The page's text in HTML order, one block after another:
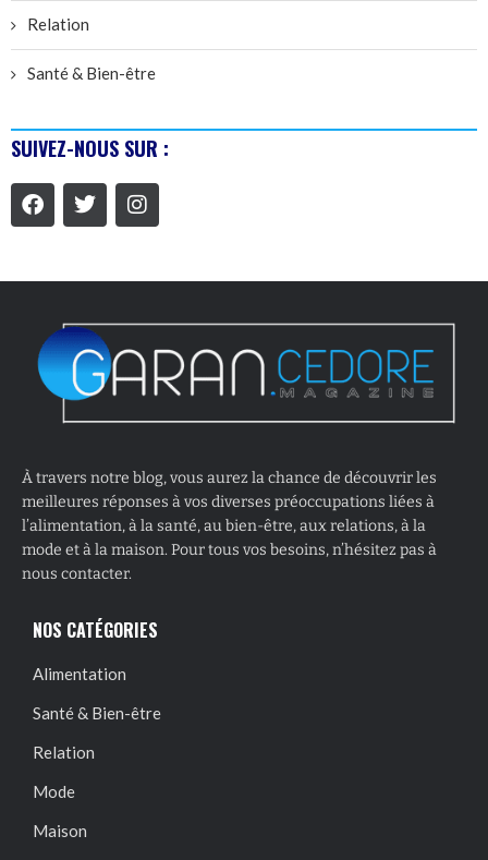
Relation
Santé & Bien-être
SUIVEZ-NOUS SUR :
À travers notre blog, vous aurez la chance de découvrir les
meilleures réponses à vos diverses préoccupations liées à
l’alimentation, à la santé, au bien-être, aux relations, à la
mode et à la maison. Pour tous vos besoins, n’hésitez pas à
nous contacter.
NOS CATÉGORIES
Alimentation
Santé & Bien-être
Relation
Mode
Maison